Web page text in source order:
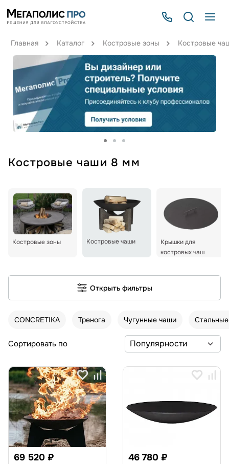
Главная Каталог Костровые зоны Костровые
Костровые чаши 8 мм
Костровые зоны Костровые чаши
Крышки для
костровых чаш
Открыть фильтры
CONCRETIKA Тренога Чугунные чаши
Сортировать по
69 520 ₽ 46 780 ₽